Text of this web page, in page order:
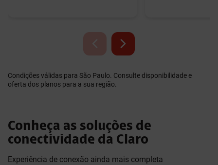
Condições válidas para São Paulo. Consulte disponibilidade e
oferta dos planos para a sua região.
Conheça as soluções de
conectividade da Claro
Experiência de conexão ainda mais completa